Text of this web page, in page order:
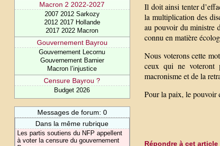
Macron 2 2022-2027
2007 2012 Sarkozy
2012 2017 Hollande
2017 2022 Macron
Gouvernement Bayrou
Gouvernement Lecornu
Gouvernement Barnier
Macron l’injustice
Censure Bayrou ?
Budget 2026
Messages de forum: 0
Dans la même rubrique
Les partis soutiens du NFP appellent
à voter la censure du gouvernement
Il doit ainsi tenter
la multiplication des
au pouvoir du ministre
connu en matière
Nous voterons cette
ceux qui ne voteront
macronisme et de la
Pour la paix, le pouvoir
Répondre à cet article